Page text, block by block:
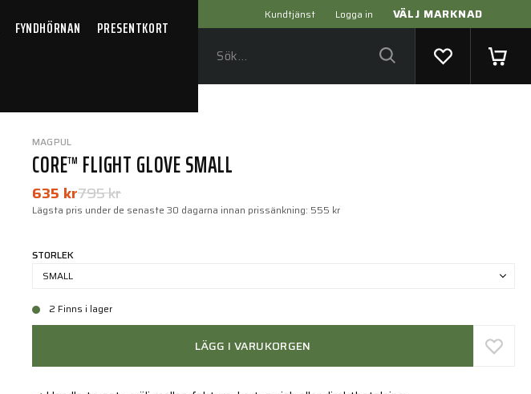
Kundtjänst Logga in VÄLJ MARKNAD
FYNDHÖRNAN PRESENTKORT
MAGPUL
CORE™ FLIGHT GLOVE SMALL
795 kr
635 kr
Lägsta pris under de senaste 30 dagarna innan prissänkning: 555 kr
STORLEK
SMALL
2 Finns i lager
LÄGG I VARUKORGEN